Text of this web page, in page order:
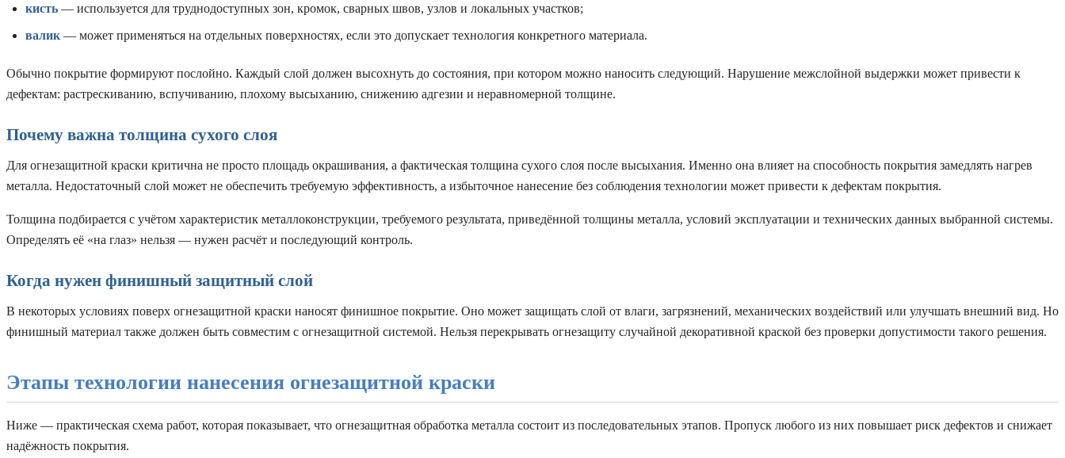
кисть — используется для труднодоступных зон, кромок, сварных швов, узлов и локальных участков;
валик — может применяться на отдельных поверхностях, если это допускает технология конкретного материала.
Обычно покрытие формируют послойно. Каждый слой должен высохнуть до состояния, при котором можно наносить следующий. Нарушение межслойной выдержки может привести к
дефектам: растрескиванию, вспучиванию, плохому высыханию, снижению адгезии и неравномерной толщине.
Почему важна толщина сухого слоя
Для огнезащитной краски критична не просто площадь окрашивания, а фактическая толщина сухого слоя после высыхания. Именно она влияет на способность покрытия замедлять нагрев
металла. Недостаточный слой может не обеспечить требуемую эффективность, а избыточное нанесение без соблюдения технологии может привести к дефектам покрытия.
Толщина подбирается с учётом характеристик металлоконструкции, требуемого результата, приведённой толщины металла, условий эксплуатации и технических данных выбранной системы.
Определять её «на глаз» нельзя — нужен расчёт и последующий контроль.
Когда нужен финишный защитный слой
В некоторых условиях поверх огнезащитной краски наносят финишное покрытие. Оно может защищать слой от влаги, загрязнений, механических воздействий или улучшать внешний вид. Но
финишный материал также должен быть совместим с огнезащитной системой. Нельзя перекрывать огнезащиту случайной декоративной краской без проверки допустимости такого решения.
Этапы технологии нанесения огнезащитной краски
Ниже — практическая схема работ, которая показывает, что огнезащитная обработка металла состоит из последовательных этапов. Пропуск любого из них повышает риск дефектов и снижает
надёжность покрытия.